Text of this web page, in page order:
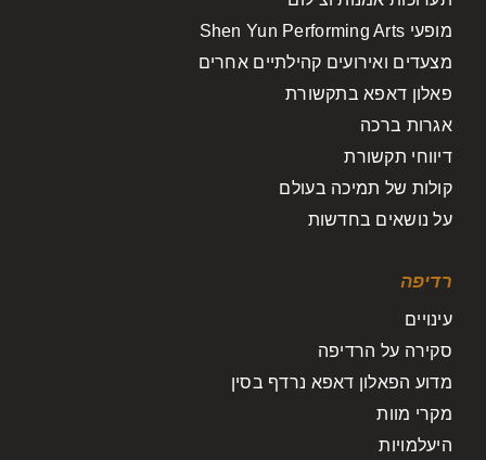
מופעי Shen Yun Performing Arts
מצעדים ואירועים קהילתיים אחרים
פאלון דאפא בתקשורת
אגרות ברכה
דיווחי תקשורת
קולות של תמיכה בעולם
על נושאים בחדשות
רדיפה
עינויים
סקירה על הרדיפה
מדוע הפאלון דאפא נרדף בסין
מקרי מוות
היעלמויות